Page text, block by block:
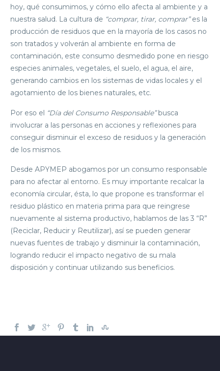
hoy, qué consumimos, y cómo ello afecta al ambiente y a
nuestra salud. La cultura de “comprar, tirar, comprar”es la
producción de residuos que en la mayoría de los casos no
son tratados y volverán al ambiente en forma de
contaminación, este consumo desmedido pone en riesgo
especies animales, vegetales, el suelo, el agua, el aire,
generando cambios en los sistemas de vidas locales y el
agotamiento de los bienes naturales, etc.
Por eso el “Día del Consumo Responsable”busca
involucrar a las personas en acciones y reflexiones para
conseguir disminuir el exceso de residuos y la generación
de los mismos.
Desde APYMEP abogamos por un consumo responsable
para no afectar al entorno. Es muy importante recalcar la
economía circular, ésta, lo que propone es transformar el
residuo plástico en materia prima para que reingrese
nuevamente al sistema productivo, hablamos de las 3 “R”
(Reciclar, Reducir y Reutilizar), así se pueden generar
nuevas fuentes de trabajo y disminuir la contaminación,
logrando reducir el impacto negativo de su mala
disposición y continuar utilizando sus beneficios.